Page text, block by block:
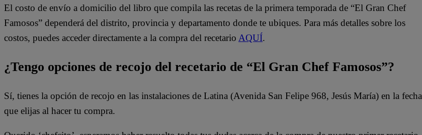
El costo de envío a domicilio del libro que compila las recetas de la primera temporada de “El Gran Chef
Famosos” dependerá del distrito, provincia y departamento donde te ubiques. Para más detalles sobre los
costos, puedes acceder directamente a la compra del recetario AQUÍ.
¿Tengo opciones de recojo del recetario de “El Gran Chef Famosos”?
Sí, tienes la opción de recojo en las instalaciones de Latina (Avenida San Felipe 968, Jesús María) en la fecha
que elijas al hacer tu compra.